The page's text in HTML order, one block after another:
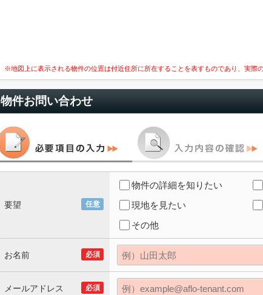
※地図上に表示される物件の位置は付近住所に所在することを表すものであり、実際
物件お問い合わせ
任意
要望
物件の詳細を知りたい
現地を見たい
その他
必須
お名前
必須
メールアドレス